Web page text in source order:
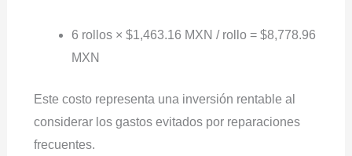
6 rollos × $1,463.16 MXN / rollo = $8,778.96
MXN
Este costo representa una inversión rentable al
considerar los gastos evitados por reparaciones
frecuentes.